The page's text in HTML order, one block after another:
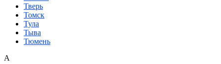
Тверь
Томск
Тула
Тыва
Тюмень
А